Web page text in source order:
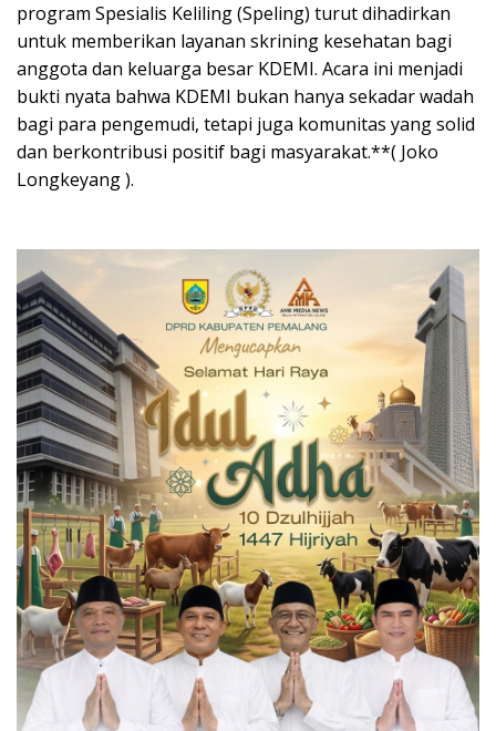
program Spesialis Keliling (Speling) turut dihadirkan
untuk memberikan layanan skrining kesehatan bagi
anggota dan keluarga besar KDEMI. Acara ini menjadi
bukti nyata bahwa KDEMI bukan hanya sekadar wadah
bagi para pengemudi, tetapi juga komunitas yang solid
dan berkontribusi positif bagi masyarakat.**( Joko
Longkeyang ).